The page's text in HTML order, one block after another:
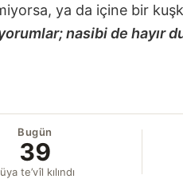
ya da içine bir
nasibi de hayır
Bugün
39
te’vîl kılındı